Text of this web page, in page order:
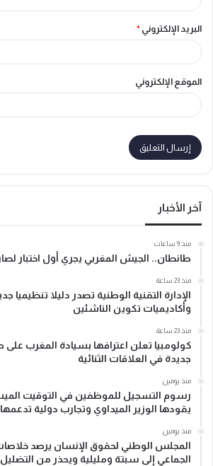
البريد الإلكتروني *
الموقع الإلكتروني
آخر الأخبار
منذ 9 ساعات
طانطان.. الجيش المغربي يجري أول اختبار
منذ 23 ساعة
الإدارة التقنية الوطنية تصدر دليلا تنظيميا
وأكاديميات تكوين الناشئين
منذ 23 ساعة
كولومبيا تعلن اعترافها بسيادة المغرب
جديدة في العلاقات الثنائية
منذ يومين
رسوم التسجيل للموظفين في التوقيت
يقودها الوزير الميداوي وتجارب دولية تدعمها
منذ يومين
المجلس الوطني لحقوق الإنسان يرصد
الجماعي إلى سبتة ومليلية ويحذر من